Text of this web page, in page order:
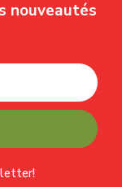
nouveautés